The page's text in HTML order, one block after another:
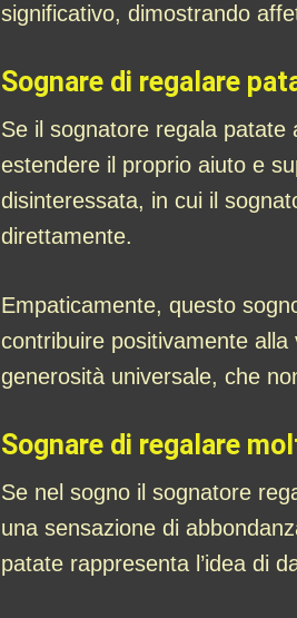
significativo, dimostrando
Sognare di regalare
Se il sognatore regala patate
estendere il proprio aiuto e
disinteressata, in cui il
direttamente.
Empaticamente, questo
contribuire positivamente
generosità universale, che
Sognare di regalare
Se nel sogno il sognatore
una sensazione di
patate rappresenta l’idea di